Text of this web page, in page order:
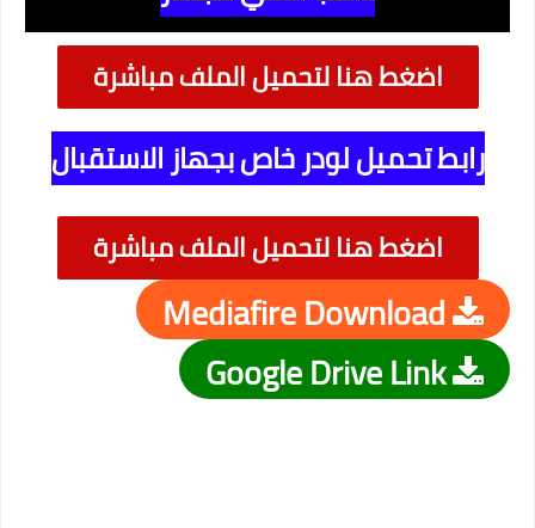
اضغط هنا لتحميل الملف مباشرة
رابط تحميل لودر خاص بجهاز الاستقبال
اضغط هنا لتحميل الملف مباشرة
Google Drive Link